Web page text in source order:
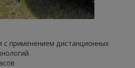
с применением дистанционных